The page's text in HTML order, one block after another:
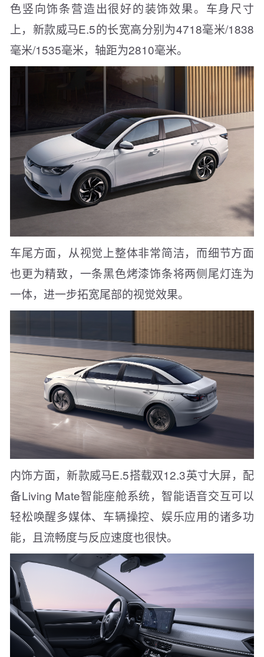
色竖向饰条营造出很好的装饰效果。车身尺寸
上，新款威马E.5的长宽高分别为4718毫米/1838
毫米/1535毫米，轴距为2810毫米。
车尾方面，从视觉上整体非常简洁，而细节方面
也更为精致，一条黑色烤漆饰条将两侧尾灯连为
一体，进一步拓宽尾部的视觉效果。
内饰方面，新款威马E.5搭载双12.3英寸大屏，配
备Living Mate智能座舱系统，智能语音交互可以
轻松唤醒多媒体、车辆操控、娱乐应用的诸多功
能，且流畅度与反应速度也很快。